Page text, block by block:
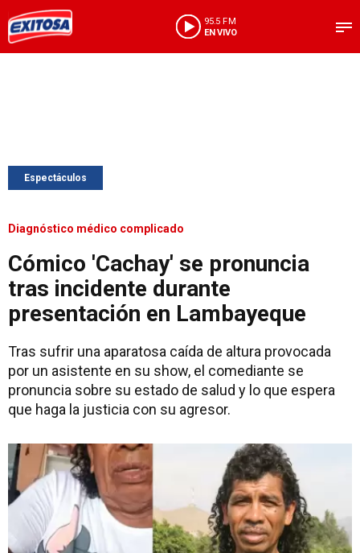
95.5 FM
EN VIVO
Espectáculos
Diagnóstico médico complicado
Cómico 'Cachay' se pronuncia
tras incidente durante
presentación en Lambayeque
Tras sufrir una aparatosa caída de altura provocada
por un asistente en su show, el comediante se
pronuncia sobre su estado de salud y lo que espera
que haga la justicia con su agresor.